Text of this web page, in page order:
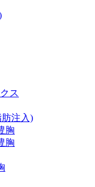
ス
注入)
胸
胸